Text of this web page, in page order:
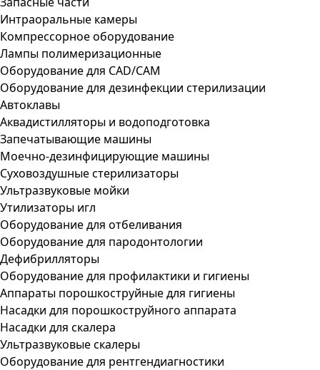
Интраоральные камеры
Компрессорное оборудование
Лампы полимеризационные
Оборудование для CAD/CAM
Оборудование для дезинфекции стерилизации
Автоклавы
Аквадистилляторы и водоподготовка
Запечатывающие машины
Моечно-дезинфицирующие машины
Суховоздушные стерилизаторы
Ультразвуковые мойки
Утилизаторы игл
Оборудование для отбеливания
Оборудование для пародонтологии
Дефибрилляторы
Оборудование для профилактики и гигиены
Аппараты порошкоструйные для гигиены
Насадки для порошкоструйного аппарата
Насадки для скалера
Ультразвуковые скалеры
Оборудование для рентгендиагностики